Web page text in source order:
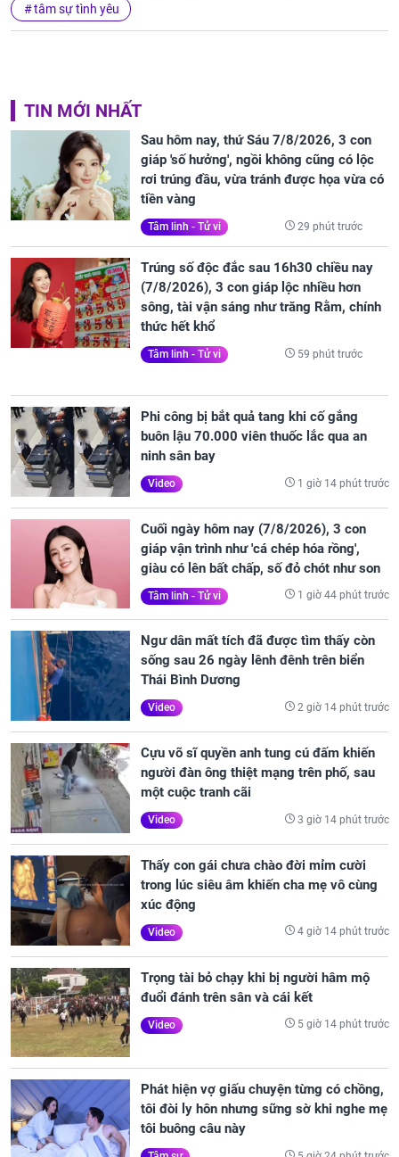
tâm sự tình yêu
TIN MỚI NHẤT
Sau hôm nay, thứ Sáu 7/8/2026, 3 con
giáp 'số hưởng', ngồi không cũng có lộc
rơi trúng đầu, vừa tránh được họa vừa có
tiền vàng
Tâm linh - Tử vi 29 phút trước
Trúng số độc đắc sau 16h30 chiều nay
(7/8/2026), 3 con giáp lộc nhiều hơn
sông, tài vận sáng như trăng Rằm, chính
thức hết khổ
Tâm linh - Tử vi 59 phút trước
Phi công bị bắt quả tang khi cố gắng
buôn lậu 70.000 viên thuốc lắc qua an
ninh sân bay
Video 1 giờ 14 phút trước
Cuối ngày hôm nay (7/8/2026), 3 con
giáp vận trình như 'cá chép hóa rồng',
giàu có lên bất chấp, số đỏ chót như son
Tâm linh - Tử vi 1 giờ 44 phút trước
Ngư dân mất tích đã được tìm thấy còn
sống sau 26 ngày lênh đênh trên biển
Thái Bình Dương
Video 2 giờ 14 phút trước
Cựu võ sĩ quyền anh tung cú đấm khiến
người đàn ông thiệt mạng trên phố, sau
một cuộc tranh cãi
Video 3 giờ 14 phút trước
Thấy con gái chưa chào đời mỉm cười
trong lúc siêu âm khiến cha mẹ vô cùng
xúc động
Video 4 giờ 14 phút trước
Trọng tài bỏ chạy khi bị người hâm mộ
đuổi đánh trên sân và cái kết
Video 5 giờ 14 phút trước
Phát hiện vợ giấu chuyện từng có chồng,
tôi đòi ly hôn nhưng sững sờ khi nghe mẹ
tôi buông câu này